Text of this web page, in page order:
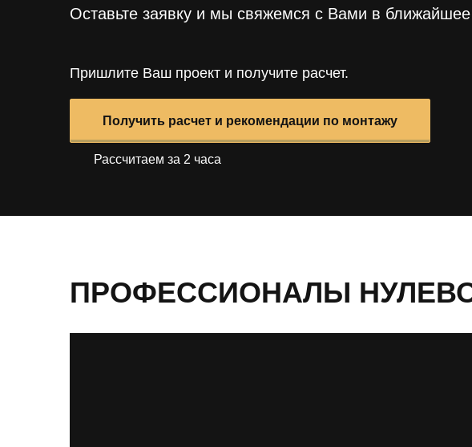
Оставьте заявку и мы свяжемся с Вами в
Пришлите Ваш проект и получите расчет.
Получить расчет и рекомендации по монтажу
Рассчитаем за 2 часа
ПРОФЕССИОНАЛЫ